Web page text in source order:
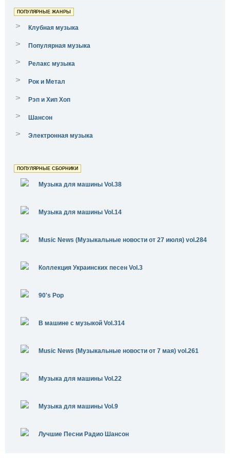
ПОПУЛЯРНЫЕ ЖАНРЫ
> Клубная музыка
> Популярная музыка
> Релакс музыка
> Рок и Метал
> Рэп и Хип Хоп
> Шансон
> Электронная музыка
ПОПУЛЯРНЫЕ СБОРНИКИ
Музыка для машины Vol.38
Музыка для машины Vol.14
Music News (Музыкальные новости от 27 июля) vol.284
Коллекция Украинских песен Vol.3
90's Pop
В машине с музыкой Vol.314
Music News (Музыкальные новости от 7 мая) vol.261
Музыка для машины Vol.22
Музыка для машины Vol.9
Лучшие Песни Радио Шансон